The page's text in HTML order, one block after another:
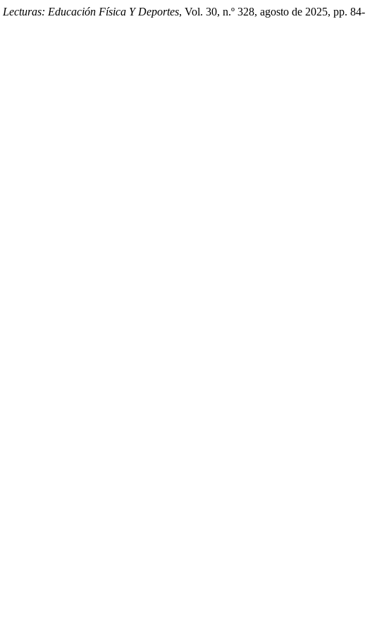
Lecturas: Educación Física Y Deportes, Vol. 30, n.º 328, agosto de 2025, pp. 84-